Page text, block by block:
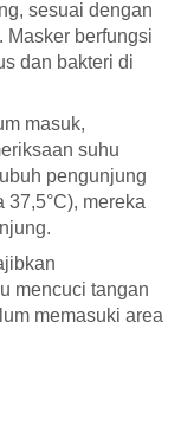
sesuai dengan
Masker berfungsi
dan bakteri di
masuk,
suhu
pengunjung
mereka
mencuci tangan
memasuki area